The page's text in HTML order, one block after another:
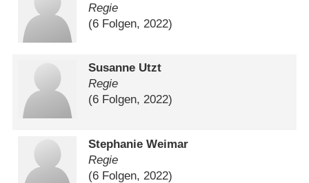
Regie
(6 Folgen, 2022)
Susanne Utzt
Regie
(6 Folgen, 2022)
Stephanie Weimar
Regie
(6 Folgen, 2022)